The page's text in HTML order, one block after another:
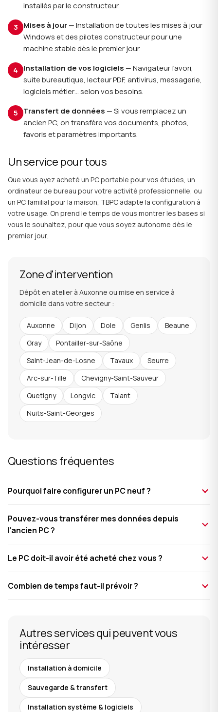
installés par le constructeur.
Mises à jour— Installation de toutes les mises à jour
Windows et des pilotes constructeur pour une
machine stable dès le premier jour.
Installation de vos logiciels — Navigateur favori,
suite bureautique, lecteur PDF, antivirus, messagerie,
logiciels métier… selon vos besoins.
Transfert de données — Si vous remplacez un
ancien PC, on transfère vos documents, photos,
favoris et paramètres importants.
Un service pour tous
Que vous ayez acheté un PC portable pour vos études, un
ordinateur de bureau pour votre activité professionnelle, ou
un PC familial pour la maison, TBPC adapte la configuration à
votre usage. On prend le temps de vous montrer les bases si
vous le souhaitez, pour que vous soyez autonome dès le
premier jour.
Zone d'intervention
Dépôt en atelier à Auxonne ou mise en service à
domicile dans votre secteur :
Auxonne Dijon Dole Genlis
Beaune
Gray
Pontailler-sur-Saône
Saint-Jean-de-Losne
Tavaux
Seurre
Arc-sur-Tille
Chevigny-Saint-Sauveur
Quetigny
Longvic
Talant
Nuits-Saint-Georges
Questions fréquentes
Pourquoi faire configurer un PC neuf ?
Pouvez-vous transférer mes données depuis
l'ancien PC ?
Le PC doit-il avoir été acheté chez vous ?
Combien de temps faut-il prévoir ?
Autres services qui peuvent vous
intéresser
Installation à domicile
Sauvegarde & transfert
Installation système & logiciels